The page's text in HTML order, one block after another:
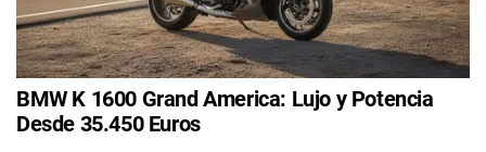
BMW K 1600 Grand America: Lujo y Potencia
Desde 35.450 Euros